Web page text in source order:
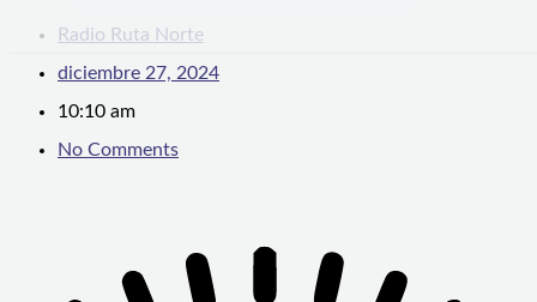
Radio Ruta Norte
diciembre 27, 2024
10:10 am
No Comments